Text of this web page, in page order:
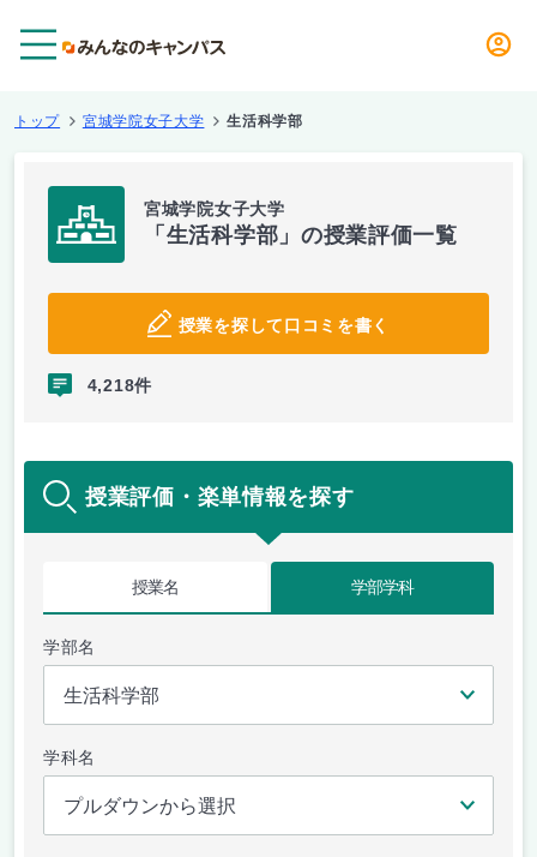
トップ 宮城学院女子大学 生活科学部
宮城学院女子大学
「生活科学部」の授業評価一覧
授業を探して口コミを書く
4,218件
授業評価・楽単情報を探す
授業名 学部学科
学部名
学科名